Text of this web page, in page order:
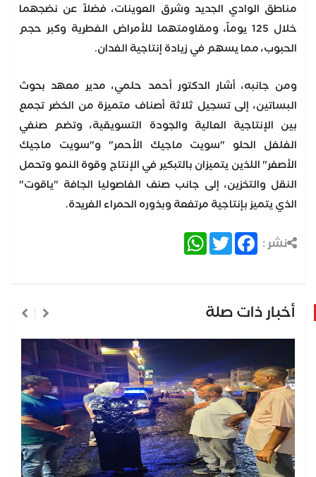
مناطق الوادي الجديد وشرق العوينات، فضلاً عن نضجهما
خلال 125 يوماً، ومقاومتهما للأمراض الفطرية وكبر حجم
الحبوب، مما يسهم في زيادة إنتاجية الفدان.
ومن جانبه، أشار الدكتور أحمد حلمي، مدير معهد بحوث
البساتين، إلى تسجيل ثلاثة أصناف متميزة من الخضر تجمع
بين الإنتاجية العالية والجودة التسويقية، وتضم صنفي
الفلفل الحلو "سويت ماجيك الأحمر" و"سويت ماجيك
الأصفر" اللذين يتميزان بالتبكير في الإنتاج وقوة النمو وتحمل
النقل والتخزين، إلى جانب صنف الفاصوليا الجافة "ياقوت"
الذي يتميز بإنتاجية مرتفعة وبذوره الحمراء الفريدة.
نشر : Facebook
Twitter
WhatsApp
أخبار ذات صلة